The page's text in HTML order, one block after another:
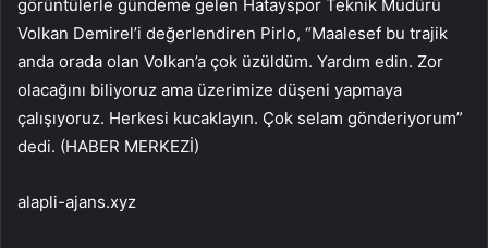
görüntülerle gündeme gelen Hatayspor Teknik Müdürü
Volkan Demirel’i değerlendiren Pirlo, “Maalesef bu trajik
anda orada olan Volkan’a çok üzüldüm. Yardım edin. Zor
olacağını biliyoruz ama üzerimize düşeni yapmaya
çalışıyoruz. Herkesi kucaklayın. Çok selam gönderiyorum”
dedi. (HABER MERKEZİ)
alapli-ajans.xyz